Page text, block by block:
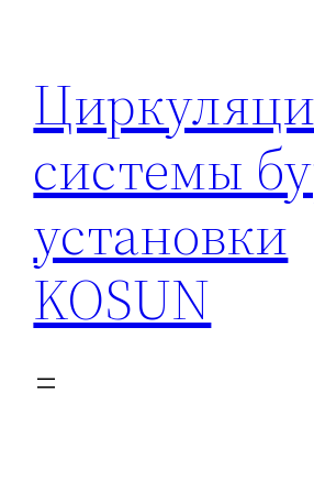
содержимому
системы
установки
KOSUN